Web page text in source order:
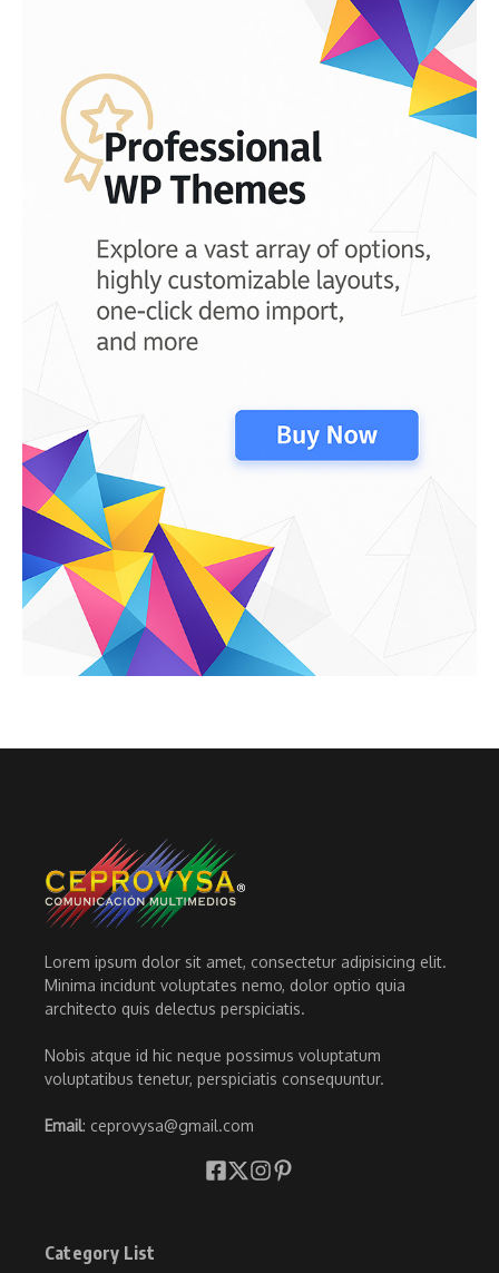
Lorem ipsum dolor sit amet, consectetur adipisicing elit.
Minima incidunt voluptates nemo, dolor optio quia
architecto quis delectus perspiciatis.
Nobis atque id hic neque possimus voluptatum
voluptatibus tenetur, perspiciatis consequuntur.
Email: ceprovysa@gmail.com
Category List